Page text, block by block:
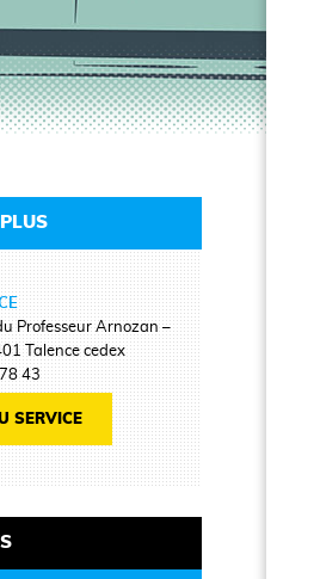
Professeur Arnozan –
Talence cedex
43
SERVICE